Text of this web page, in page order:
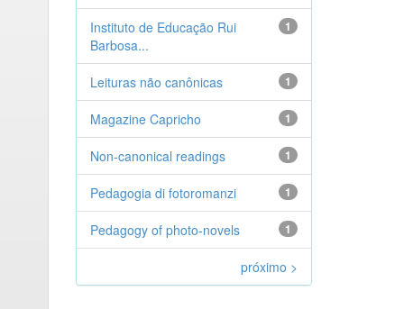
1
Instituto de Educação Rui
Barbosa...
1
Leituras não canônicas
1
Magazine Capricho
1
Non-canonical readings
1
Pedagogia di fotoromanzi
1
Pedagogy of photo-novels
próximo >